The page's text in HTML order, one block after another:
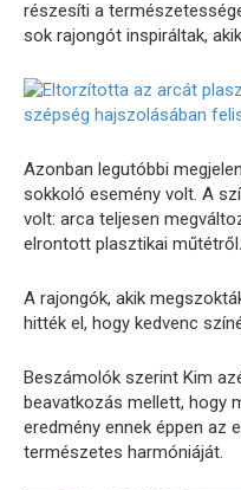
részesíti a
sok rajongót inspiráltak,
Azonban legutóbbi
sokkoló esemény volt. A
volt: arca teljesen
elrontott plasztikai műtétről.
A rajongók, akik
hitték el, hogy kedvenc
Beszámolók szerint Kim
beavatkozás mellett, hogy
eredmény ennek éppen az
természetes harmóniáját.